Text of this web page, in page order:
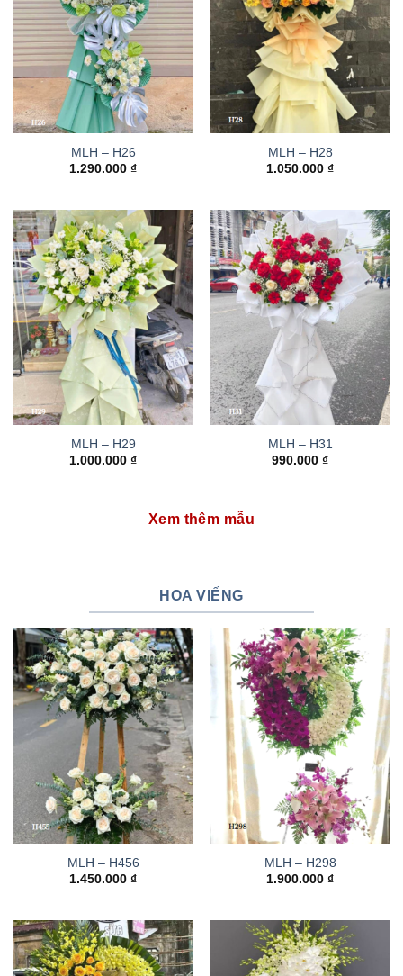
MLH – H26
1.290.000 ₫
MLH – H28
1.050.000 ₫
MLH – H29
1.000.000 ₫
MLH – H31
990.000 ₫
Xem thêm mẫu
HOA VIẾNG
MLH – H456
1.450.000 ₫
MLH – H298
1.900.000 ₫